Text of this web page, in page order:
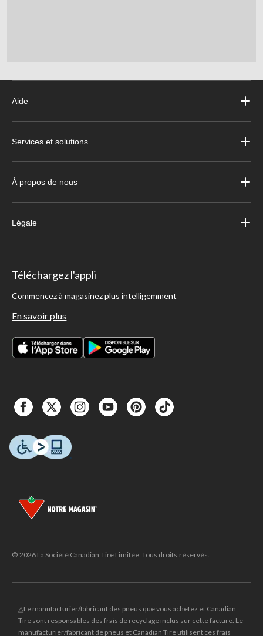
Aide
Services et solutions
À propos de nous
Légale
Téléchargez l'appli
Commencez à magasinez plus intelligemment
En savoir plus
© 2026 La Société Canadian Tire Limitée. Tous droits réservés.
△Le manufacturier/fabricant des pneus que vous achetez et Canadian
Tire sont responsables des frais de recyclage inclus sur cette facture. Le
manufacturier/fabricant de pneus et Canadian Tire utilisent ces frais